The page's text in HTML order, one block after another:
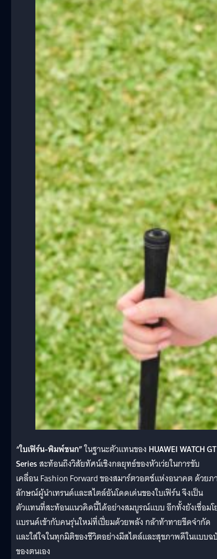
“ใบเฟิร์น-พิมพ์ชนก”ในฐานะตัวแทนของ HUAWEI WATCH
Seriesสะท้อนถึงวิสัยทัศน์เชิงกลยุทธ์ของหัวเว่ยในการขับ
เคลื่อน Fashion Forward ของสมาร์ตวอตช์แห่งอนาคต ด้วย
ลักษณ์ผู้นำเทรนด์และสไตล์อันโดดเด่นของใบเฟิร์น จึงเป็น
ตัวแทนที่สะท้อนแนวคิดนี้ได้อย่างสมบูรณ์แบบ อีกทั้งยังเชื่อมโ
แบรนด์เข้ากับคนรุ่นใหม่ที่เปี่ยมด้วยพลัง กล้าท้าทายขีดจำกัด
และใส่ใจในทุกมิติของชีวิตอย่างมีสไตล์และสุขภาพดีในแบบฉ
ของตนเอง